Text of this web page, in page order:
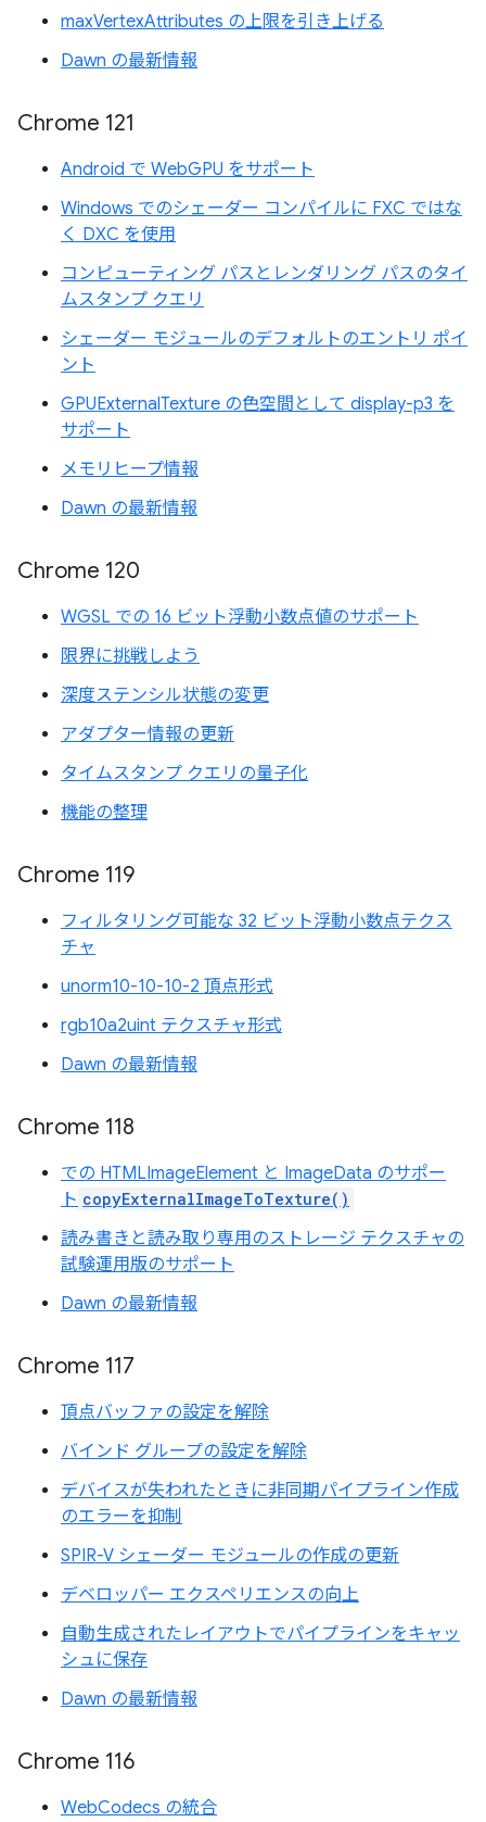
maxVertexAttributes の上限を引き上げる
Dawn の最新情報
Chrome 121
Android で WebGPU をサポート
Windows でのシェーダー コンパイルに FXC ではな
く DXC を使用
コンピューティング パスとレンダリング パスのタイ
ムスタンプ クエリ
シェーダー モジュールのデフォルトのエントリ ポイ
ント
GPUExternalTexture の色空間として display-p3 を
サポート
メモリヒープ情報
Dawn の最新情報
Chrome 120
WGSL での 16 ビット浮動小数点値のサポート
限界に挑戦しよう
深度ステンシル状態の変更
アダプター情報の更新
タイムスタンプ クエリの量子化
機能の整理
Chrome 119
フィルタリング可能な 32 ビット浮動小数点テクス
チャ
unorm10-10-10-2 頂点形式
rgb10a2uint テクスチャ形式
Dawn の最新情報
Chrome 118
での HTMLImageElement と ImageData のサポー
ト copyExternalImageToTexture()
読み書きと読み取り専用のストレージ テクスチャの
試験運用版のサポート
Dawn の最新情報
Chrome 117
頂点バッファの設定を解除
バインド グループの設定を解除
デバイスが失われたときに非同期パイプライン作成
のエラーを抑制
SPIR-V シェーダー モジュールの作成の更新
デベロッパー エクスペリエンスの向上
自動生成されたレイアウトでパイプラインをキャッ
シュに保存
Dawn の最新情報
Chrome 116
WebCodecs の統合